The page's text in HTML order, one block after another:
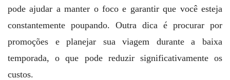
pode ajudar a manter o foco e garantir que você esteja
constantemente poupando. Outra dica é procurar por
promoções e planejar sua viagem durante a baixa
temporada, o que pode reduzir significativamente os
custos.